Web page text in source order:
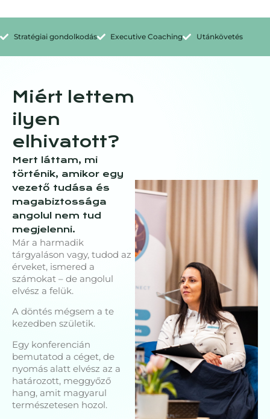
Stratégiai gondolkodás Executive Coaching Utánkövetés
Miért lettem
ilyen
elhivatott?
Mert láttam, mi
történik, amikor egy
vezető tudása és
magabiztossága
angolul nem tud
megjelenni.
Már a harmadik
tárgyaláson vagy, tudod az
érveket, ismered a
számokat – de angolul
elvész a felük.
A döntés mégsem a te
kezedben születik.
Egy konferencián
bemutatod a céget, de
nyomás alatt elvész az a
határozott, meggyőző
hang, amit magyarul
természetesen hozol.